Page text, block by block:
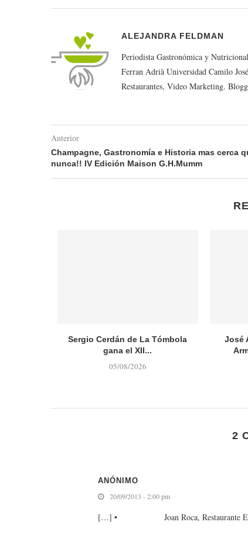
ALEJANDRA FELDMAN
Periodista Gastronómica y
Ferran Adrià Universidad Camilo
Restaurantes, Video Marketing.
Anterior
Champagne, Gastronomía e Historia mas cerca
nunca!! IV Edición Maison G.H.Mumm
Sergio Cerdán de La Tómbola
gana el XII...
05/08/2026
José
2
ANÓNIMO
20/09/2013 - 2:00 pm
[…] • Joan Roca, Restaurante El